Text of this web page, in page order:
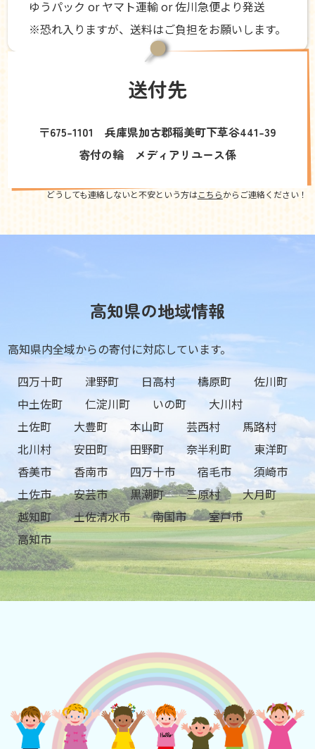
ゆうパック or ヤマト運輸 or 佐川急便より発送
※恐れ入りますが、送料はご負担をお願いします。
送付先
〒675-1101 兵庫県加古郡稲美町下草谷441-39
寄付の輪 メディアリユース係
どうしても連絡しないと不安という方はこちらからご連絡ください！
高知県の地域情報
高知県内全域からの寄付に対応しています。
四万十町
津野町 日高村 檮原町
佐川町
中土佐町
仁淀川町 いの町
大川村
土佐町
大豊町 本山町 芸西村
馬路村
北川村
安田町 田野町 奈半利町
東洋町
香美市
香南市 四万十市 宿毛市
須崎市
土佐市
安芸市 黒潮町 三原村
大月町
越知町
土佐清水市 南国市
室戸市
高知市